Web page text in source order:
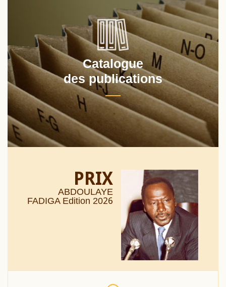
Catalogue
des publications
PRIX
ABDOULAYE
FADIGA Edition 2026